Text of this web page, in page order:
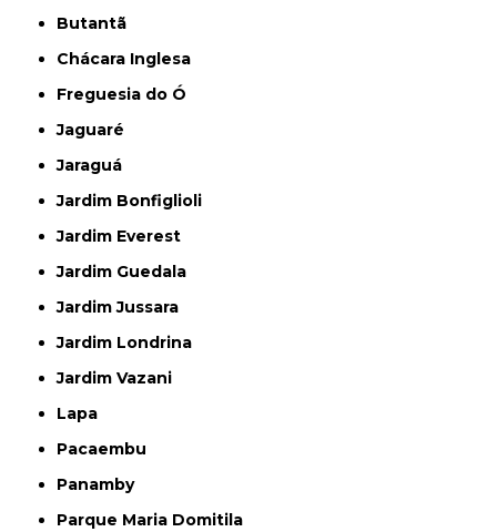
Butantã
Chácara Inglesa
Freguesia do Ó
Jaguaré
Jaraguá
Jardim Bonfiglioli
Jardim Everest
Jardim Guedala
Jardim Jussara
Jardim Londrina
Jardim Vazani
Lapa
Pacaembu
Panamby
Parque Maria Domitila